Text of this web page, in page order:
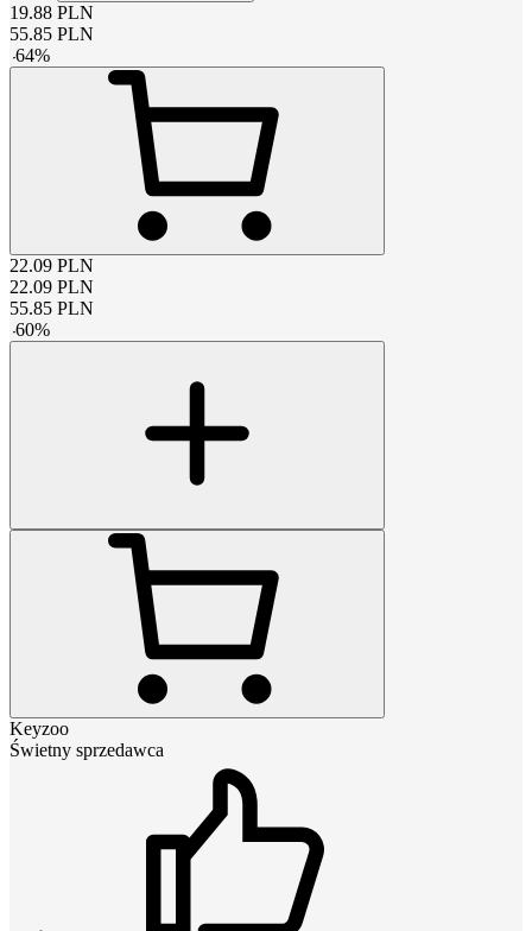
19.88 PLN
55.85 PLN
-64%
22.09 PLN
22.09 PLN
55.85 PLN
-60%
Keyzoo
Świetny sprzedawca